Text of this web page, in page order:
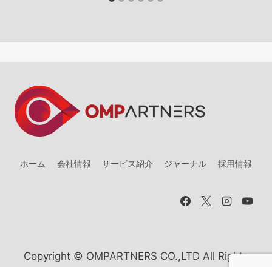
ホーム 会社情報 サービス紹介 ジャーナル 採用情報
Copyright © OMPARTNERS CO.,LTD All Rights